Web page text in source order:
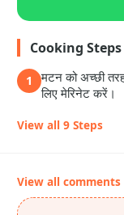
Cooking Steps
1
मटन को अच्छी
लिए मेरिनेट करें।
View all 9 Steps
View all comments